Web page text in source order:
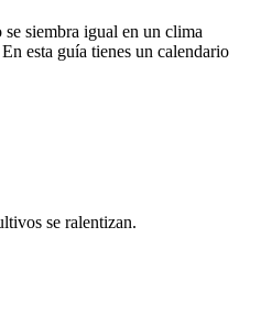
siembra igual en un clima
esta guía tienes un calendario
se ralentizan.